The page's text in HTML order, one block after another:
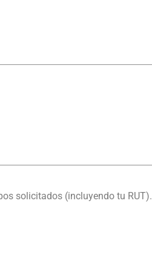
solicitados (incluyendo tu RUT).